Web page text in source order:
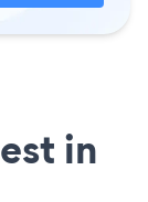
in